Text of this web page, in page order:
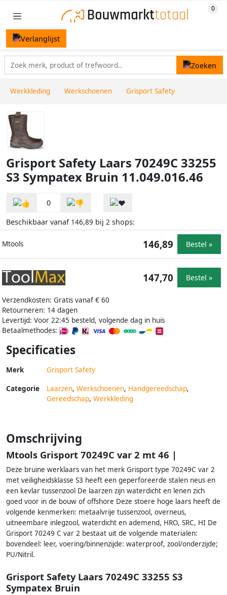
Werkkleding Werkschoenen Grisport Safety
Grisport Safety Laars 70249C 33255
S3 Sympatex Bruin 11.049.016.46
0
Beschikbaar vanaf 146,89 bij 2 shops:
Mtools 146,89 Bestel »
Verzendkosten: Gratis vanaf € 60
Retourneren: 14 dagen
Levertijd: Voor 22:45 besteld, volgende dag in huis
Betaalmethodes:
147,70 Bestel »
Specificaties
Merk Grisport Safety
Categorie Laarzen, Werkschoenen, Handgereedschap,
Gereedschap, Werkkleding
Omschrijving
Mtools Grisport 70249C var 2 mt 46 |
Deze bruine werklaars van het merk Grisport type 70249C var 2
met veiligheidsklasse S3 heeft een geperforeerde stalen neus en
een kevlar tussenzool De laarzen zijn waterdicht en lenen zich
goed voor in de bouw of offshore Deze stoere hoge laars heeft de
volgende kenmerken: metaalvrije tussenzool, overneus,
uitneembare inlegzool, waterdicht en ademend, HRO, SRC, HI De
Grisport 70249 C var 2 bestaat uit de volgende materialen:
bovendeel: leer, voering/binnenzijde: waterproof, zool/onderzijde;
PU/Nitril.
Grisport Safety Laars 70249C 33255 S3
Sympatex Bruin